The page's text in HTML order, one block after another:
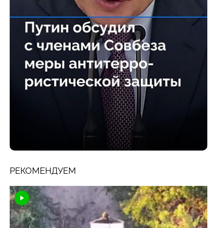
РЕКОМЕНДУЕМ